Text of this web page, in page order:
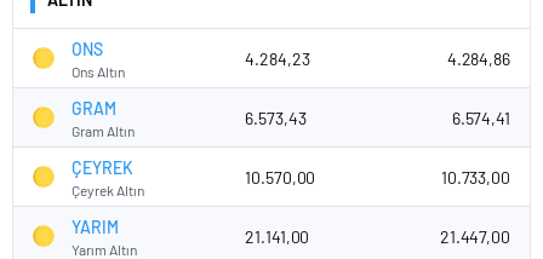
ONS
Ons Altın
4.284,23 4.284,86
GRAM
Gram Altın
6.573,43 6.574,41
ÇEYREK
Çeyrek Altın
10.570,00 10.733,00
YARIM
Yarım Altın
21.141,00 21.447,00